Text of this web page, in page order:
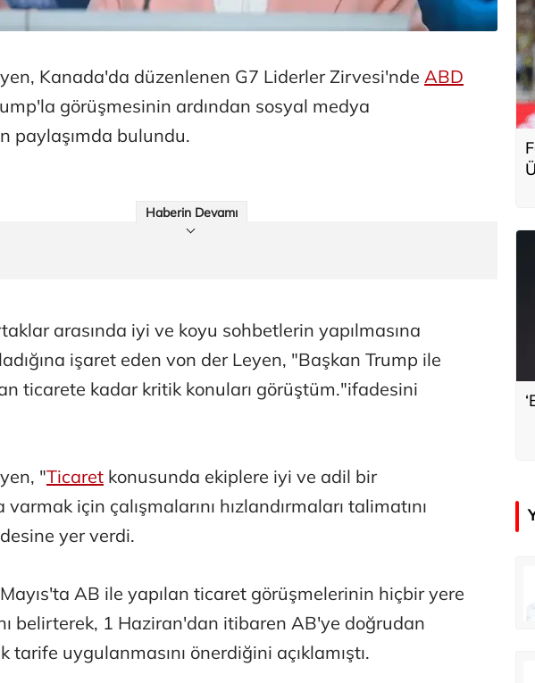
Kanada'da düzenlenen G7 Liderler Zirvesi'nde ABD
görüşmesinin ardından sosyal medya
paylaşımda bulundu.
Haberin Devamı
arasında iyi ve koyu sohbetlerin yapılmasına
işaret eden von der Leyen, "Başkan Trump ile
ticarete kadar kritik konuları görüştüm."ifadesini
"Ticaret konusunda ekiplere iyi ve adil bir
için çalışmalarını hızlandırmaları talimatını
yer verdi.
AB ile yapılan ticaret görüşmelerinin hiçbir yere
belirterek, 1 Haziran'dan itibaren AB'ye doğrudan
tarife uygulanmasını önerdiğini açıklamıştı.
Futbol Federasyonu İzmirspor’u dinler mi? MİT’den CIA’ye de mesaj...